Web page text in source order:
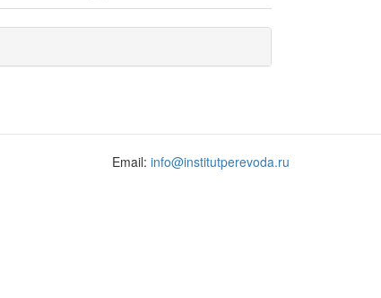
Email: info@institutperevoda.ru